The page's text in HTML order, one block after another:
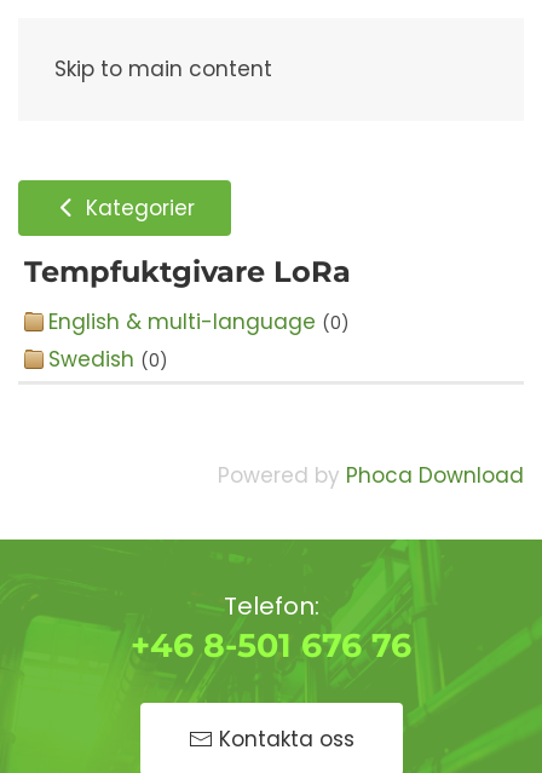
Skip to main content
Kategorier
Tempfuktgivare LoRa
English & multi-language (0)
Swedish (0)
Powered by Phoca Download
Telefon:
+46 8-501 676 76
Kontakta oss